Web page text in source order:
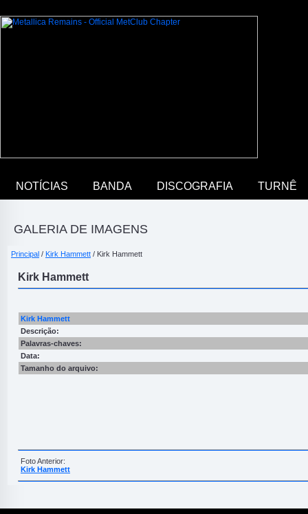
NOTÍCIAS BANDA DISCOGRAFIA TURNÊ
GALERIA DE IMAGENS
Principal / Kirk Hammett / Kirk Hammett
Kirk Hammett
Kirk Hammett
Descrição:
Palavras-chaves:
Data:
Tamanho do arquivo:
Foto Anterior:
Kirk Hammett